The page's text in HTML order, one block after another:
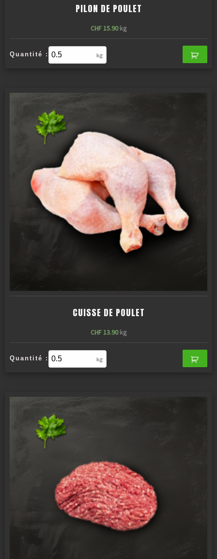
PILON DE POULET
CHF15.90 kg
Quantité : kg
CUISSE DE POULET
CHF13.90 kg
Quantité : kg